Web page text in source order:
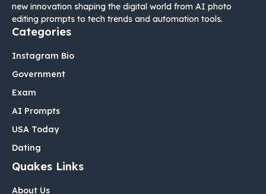
new innovation shaping the digital world from AI photo
editing prompts to tech trends and automation tools.
Categories
Instagram Bio
Government
Exam
AI Prompts
USA Today
Dating
Quakes Links
About Us